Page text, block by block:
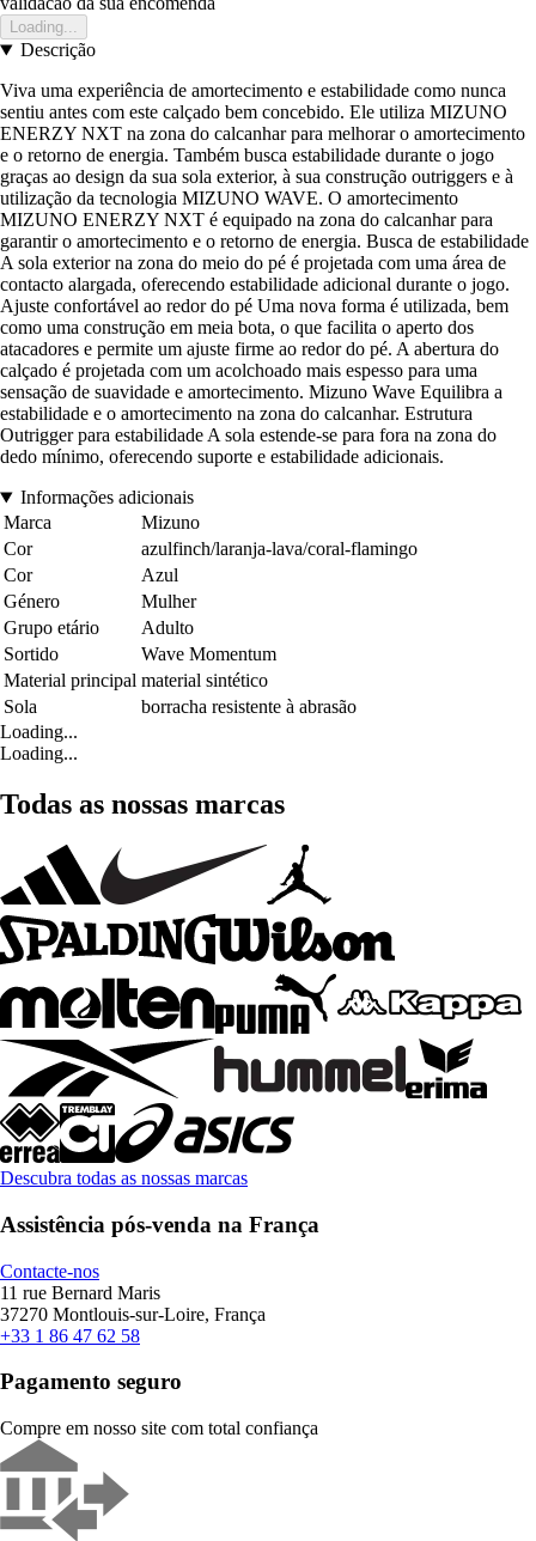
Loading...
Descrição
Viva uma experiência de amortecimento e estabilidade como nunca
sentiu antes com este calçado bem concebido. Ele utiliza MIZUNO
ENERZY NXT na zona do calcanhar para melhorar o amortecimento
e o retorno de energia. Também busca estabilidade durante o jogo
graças ao design da sua sola exterior, à sua construção outriggers e à
utilização da tecnologia MIZUNO WAVE. O amortecimento
MIZUNO ENERZY NXT é equipado na zona do calcanhar para
garantir o amortecimento e o retorno de energia. Busca de estabilidade
A sola exterior na zona do meio do pé é projetada com uma área de
contacto alargada, oferecendo estabilidade adicional durante o jogo.
Ajuste confortável ao redor do pé Uma nova forma é utilizada, bem
como uma construção em meia bota, o que facilita o aperto dos
atacadores e permite um ajuste firme ao redor do pé. A abertura do
calçado é projetada com um acolchoado mais espesso para uma
sensação de suavidade e amortecimento. Mizuno Wave Equilibra a
estabilidade e o amortecimento na zona do calcanhar. Estrutura
Outrigger para estabilidade A sola estende-se para fora na zona do
dedo mínimo, oferecendo suporte e estabilidade adicionais.
Informações adicionais
Marca
Mizuno
Cor
azulfinch/laranja-lava/coral-flamingo
Cor
Azul
Género
Mulher
Grupo etário
Adulto
Sortido
Wave Momentum
Material principal material sintético
Sola
borracha resistente à abrasão
Loading...
Loading...
Todas as nossas marcas
Descubra todas as nossas marcas
Assistência pós-venda na França
Contacte-nos
11 rue Bernard Maris
37270 Montlouis-sur-Loire, França
+33 1 86 47 62 58
Pagamento seguro
Compre em nosso site com total confiança